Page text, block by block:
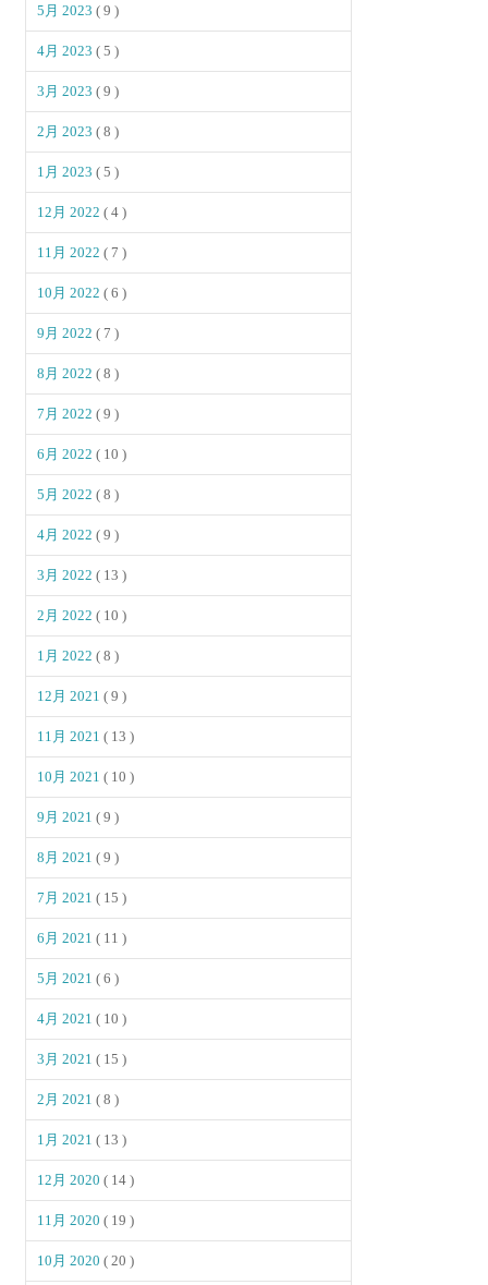
5月 2023( 9 )
4月 2023( 5 )
3月 2023( 9 )
2月 2023( 8 )
1月 2023( 5 )
12月 2022( 4 )
11月 2022( 7 )
10月 2022( 6 )
9月 2022( 7 )
8月 2022( 8 )
7月 2022( 9 )
6月 2022( 10 )
5月 2022( 8 )
4月 2022( 9 )
3月 2022( 13 )
2月 2022( 10 )
1月 2022( 8 )
12月 2021( 9 )
11月 2021( 13 )
10月 2021( 10 )
9月 2021( 9 )
8月 2021( 9 )
7月 2021( 15 )
6月 2021( 11 )
5月 2021( 6 )
4月 2021( 10 )
3月 2021( 15 )
2月 2021( 8 )
1月 2021( 13 )
12月 2020( 14 )
11月 2020( 19 )
10月 2020( 20 )